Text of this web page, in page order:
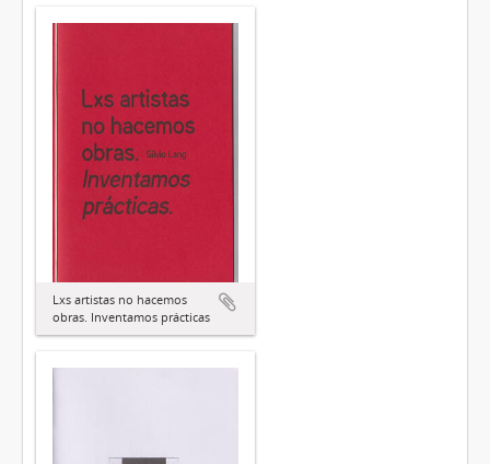
Lxs artistas no hacemos
obras. Inventamos prácticas